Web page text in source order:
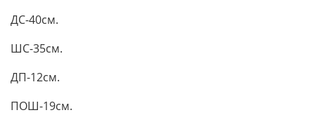
ДС-40см.
ШС-35см.
ДП-12см.
ПОШ-19см.